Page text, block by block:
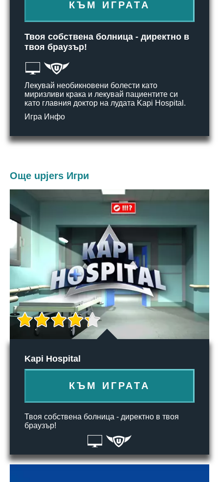
КЪМ ИГРАТА
Твоя собствена болница - директно в
твоя браузър!
Лекувай необикновени болести като
миризливи крака и лекувай пациентите си
като главния доктор на лудата Kapi Hospital.
Игра Инфо
Още upjers Игри
Kapi Hospital
КЪМ ИГРАТА
Твоя собствена болница - директно в твоя
браузър!